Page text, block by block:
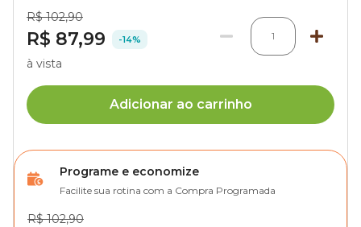
R$ 102,90
R$ 87,99 -14% 1
à vista
Adicionar ao carrinho
Programe e economize
Facilite sua rotina com a Compra Programada
R$ 102,90